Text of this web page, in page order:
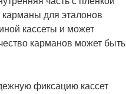
для эталонов
кассеты и может
карманов может быть
фиксацию кассет